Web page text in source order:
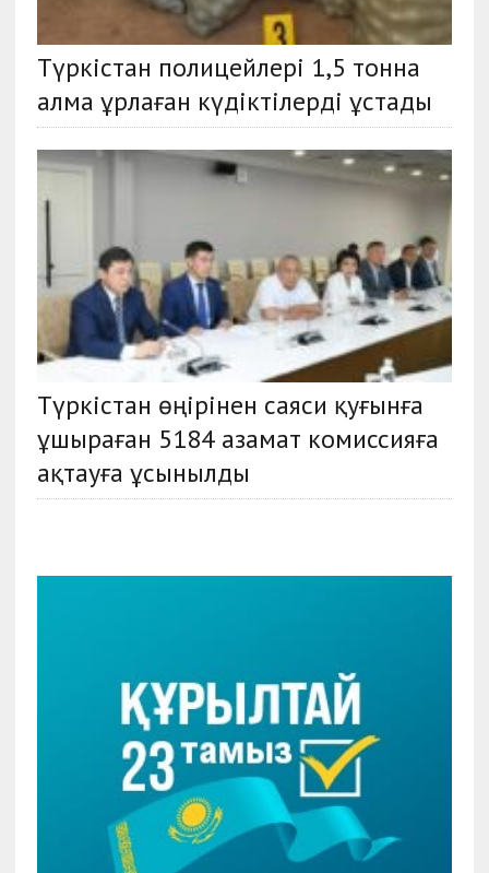
Түркістан полицейлері 1,5 тонна
алма ұрлаған күдіктілерді ұстады
Түркістан өңірінен саяси қуғынға
ұшыраған 5184 азамат комиссияға
ақтауға ұсынылды